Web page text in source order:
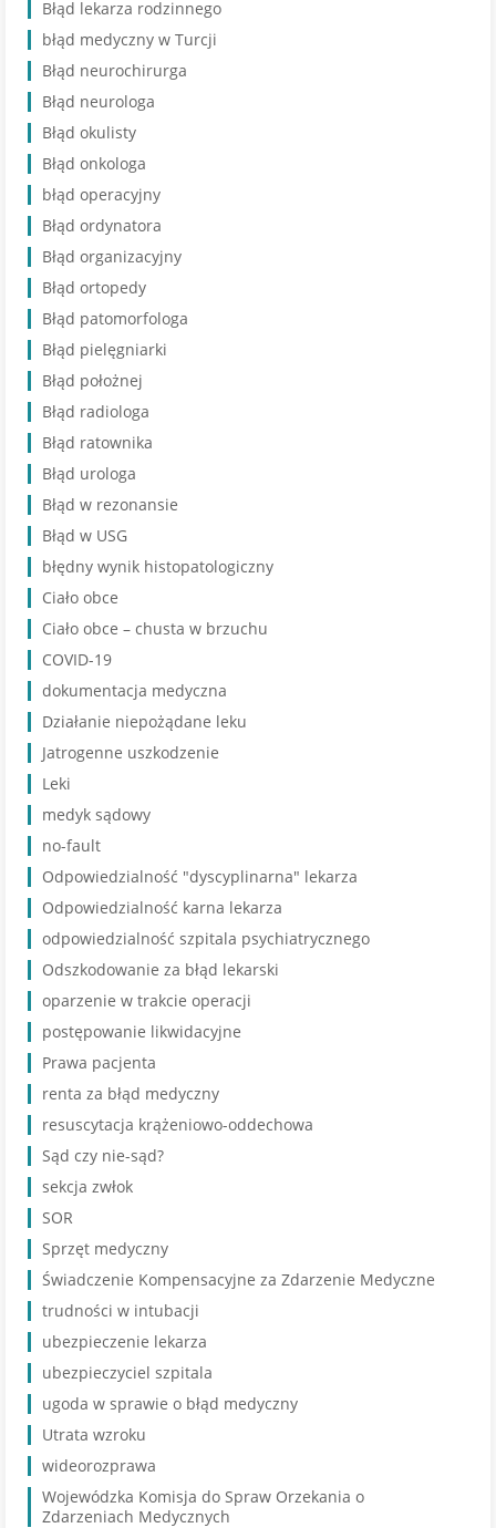
Błąd lekarza rodzinnego
błąd medyczny w Turcji
Błąd neurochirurga
Błąd neurologa
Błąd okulisty
Błąd onkologa
błąd operacyjny
Błąd ordynatora
Błąd organizacyjny
Błąd ortopedy
Błąd patomorfologa
Błąd pielęgniarki
Błąd położnej
Błąd radiologa
Błąd ratownika
Błąd urologa
Błąd w rezonansie
Błąd w USG
błędny wynik histopatologiczny
Ciało obce
Ciało obce – chusta w brzuchu
COVID-19
dokumentacja medyczna
Działanie niepożądane leku
Jatrogenne uszkodzenie
Leki
medyk sądowy
no-fault
Odpowiedzialność "dyscyplinarna" lekarza
Odpowiedzialność karna lekarza
odpowiedzialność szpitala psychiatrycznego
Odszkodowanie za błąd lekarski
oparzenie w trakcie operacji
postępowanie likwidacyjne
Prawa pacjenta
renta za błąd medyczny
resuscytacja krążeniowo-oddechowa
Sąd czy nie-sąd?
sekcja zwłok
SOR
Sprzęt medyczny
Świadczenie Kompensacyjne za Zdarzenie Medyczne
trudności w intubacji
ubezpieczenie lekarza
ubezpieczyciel szpitala
ugoda w sprawie o błąd medyczny
Utrata wzroku
wideorozprawa
Wojewódzka Komisja do Spraw Orzekania o
Zdarzeniach Medycznych